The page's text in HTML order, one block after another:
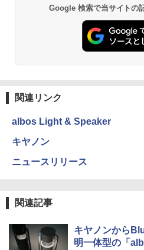
Google 検索で当サイトの
関連リンク
albos Light & Speaker
キヤノン
ニュースリリース
関連記事
キヤノンから
明一体型の「